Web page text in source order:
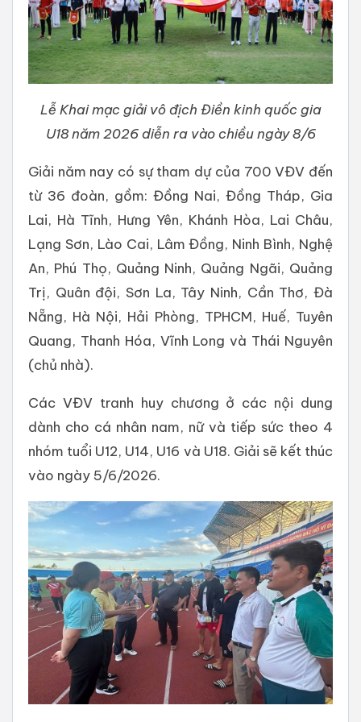
Lễ Khai mạc giải vô địch Điền kinh quốc gia
U18 năm 2026 diễn ra vào chiều ngày 8/6
Giải năm nay có sự tham dự của 700 VĐV đến
từ 36 đoàn, gồm: Đồng Nai, Đồng Tháp, Gia
Lai, Hà Tĩnh, Hưng Yên, Khánh Hòa, Lai Châu,
Lạng Sơn, Lào Cai, Lâm Đồng, Ninh Bình, Nghệ
An, Phú Thọ, Quảng Ninh, Quảng Ngãi, Quảng
Trị, Quân đội, Sơn La, Tây Ninh, Cần Thơ, Đà
Nẵng, Hà Nội, Hải Phòng, TPHCM, Huế, Tuyên
Quang, Thanh Hóa, Vĩnh Long và Thái Nguyên
(chủ nhà).
Các VĐV tranh huy chương ở các nội dung
dành cho cá nhân nam, nữ và tiếp sức theo 4
nhóm tuổi U12, U14, U16 và U18. Giải sẽ kết thúc
vào ngày 5/6/2026.